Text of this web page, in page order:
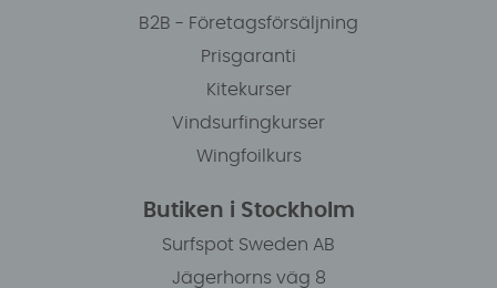
B2B - Företagsförsäljning
Prisgaranti
Kitekurser
Vindsurfingkurser
Wingfoilkurs
Butiken i Stockholm
Surfspot Sweden AB
Jägerhorns väg 8